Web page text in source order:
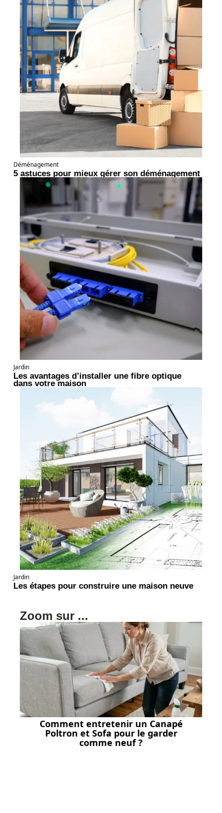
Déménagement
5 astuces pour mieux gérer son déménagement
Jardin
Les avantages d’installer une fibre optique
dans votre maison
Jardin
Les étapes pour construire une maison neuve
Zoom sur ...
Comment entretenir un Canapé
Poltron et Sofa pour le garder
comme neuf ?